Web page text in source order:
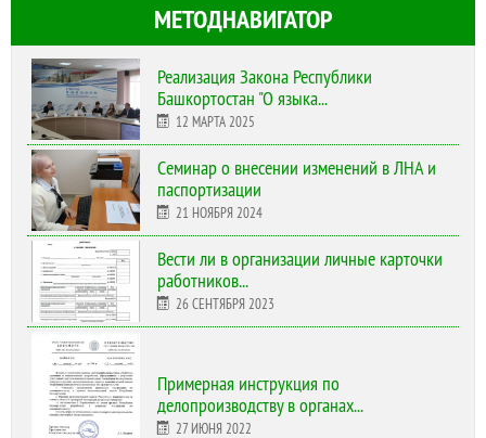
МЕТОДНАВИГАТОР
Реализация Закона Республики
Башкортостан "О языка...
12 МАРТА 2025
Cеминар о внесении изменений в ЛНА и
паспортизации
21 НОЯБРЯ 2024
Вести ли в организации личные карточки
работников...
26 СЕНТЯБРЯ 2023
Примерная инструкция по
делопроизводству в органах...
27 ИЮНЯ 2022